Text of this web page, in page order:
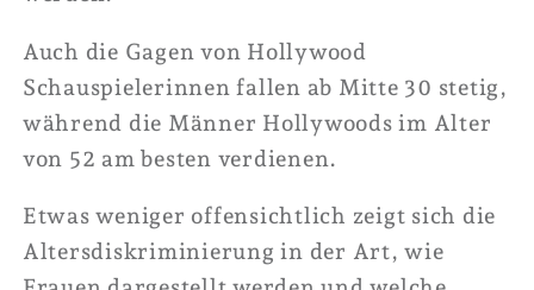
Auch die Gagen von Hollywood
Schauspielerinnen fallen ab Mitte 30 stetig,
während die Männer Hollywoods im Alter
von 52 am besten verdienen.
Etwas weniger offensichtlich zeigt sich die
Altersdiskriminierung in der Art, wie